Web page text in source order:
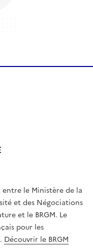
L
T
É
,
É
G
A
L
le Ministère de la
et des Négociations
et le BRGM. Le
pour les
Découvrir le BRGM